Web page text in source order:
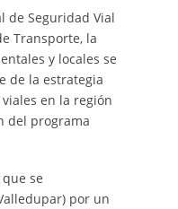
de Seguridad Vial
Transporte, la
y locales se
de la estrategia
en la región
del programa
se
por un